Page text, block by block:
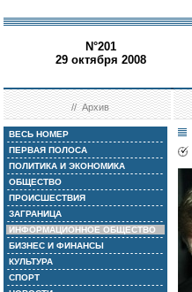
N°201
29 октября 2008
//Архив
ВЕСЬ НОМЕР
ПЕРВАЯ ПОЛОСА
ПОЛИТИКА И ЭКОНОМИКА
ОБЩЕСТВО
ПРОИСШЕСТВИЯ
ЗАГРАНИЦА
ИНФОРМАЦИОННОЕ ОБЩЕСТВО
БИЗНЕС И ФИНАНСЫ
КУЛЬТУРА
СПОРТ